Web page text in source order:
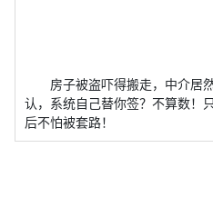
房子被盗吓得搬走，中介居
认，系统自己替你签？不算数！
后不怕被套路！